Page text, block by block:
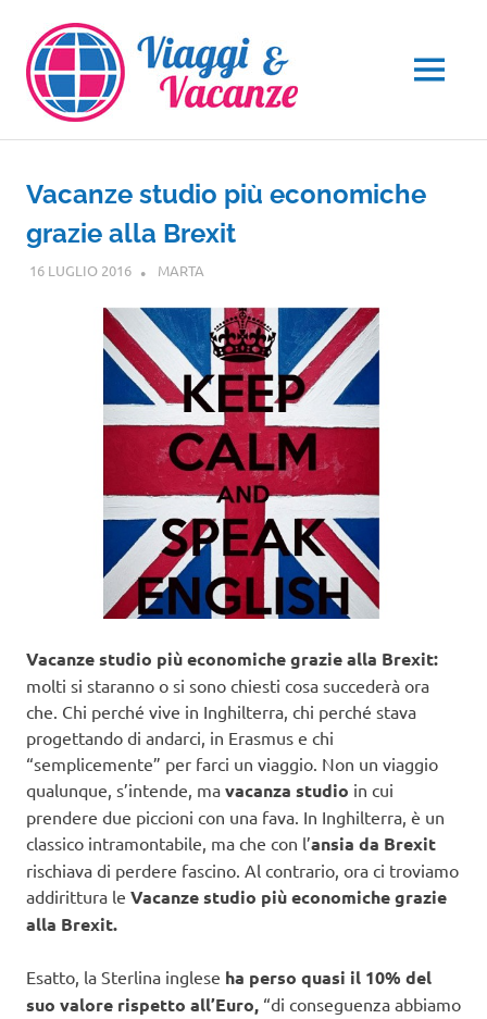
contenuto
MENU
Vacanze studio più economiche
grazie alla Brexit
16 LUGLIO 2016 MARTA
Vacanze studio più economiche grazie alla Brexit:
molti si staranno o si sono chiesti cosa succederà ora
che. Chi perché vive in Inghilterra, chi perché stava
progettando di andarci, in Erasmus e chi
“semplicemente” per farci un viaggio. Non un viaggio
qualunque, s’intende, ma vacanza studio in cui
prendere due piccioni con una fava. In Inghilterra, è un
classico intramontabile, ma che con l’ansia da Brexit
rischiava di perdere fascino. Al contrario, ora ci troviamo
addirittura le Vacanze studio più economiche grazie
alla Brexit.
Esatto, la Sterlina inglese ha perso quasi il 10% del
suo valore rispetto all’Euro, “di conseguenza abbiamo